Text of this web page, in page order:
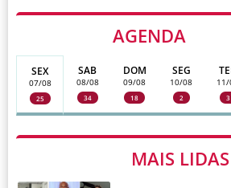
AGENDA
SEX
07/08
25
SAB
08/08
34
DOM
09/08
18
SEG
10/08
2
11/
3
MAIS LIDAS